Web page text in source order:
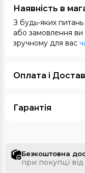
Наявність в
З будь-яких
або замовлення
зручному для вас
Оплата i
Гарантія
Безкоштовна
при покупці